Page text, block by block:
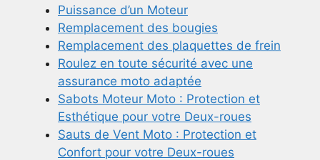
Puissance d’un Moteur
Remplacement des bougies
Remplacement des plaquettes de frein
Roulez en toute sécurité avec une
assurance moto adaptée
Sabots Moteur Moto : Protection et
Esthétique pour votre Deux-roues
Sauts de Vent Moto : Protection et
Confort pour votre Deux-roues